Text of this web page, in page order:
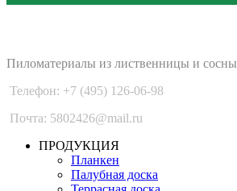
Пиломатериалы из лиственницы и сосны
Телефон: +7 (495) 126-06-98
Почта: 5802426@mail.ru
ПРОДУКЦИЯ
Планкен
Палубная доска